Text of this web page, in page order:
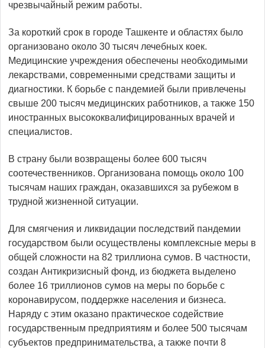
чрезвычайный режим работы.
За короткий срок в городе Ташкенте и областях было
организовано около 30 тысяч лечебных коек.
Медицинские учреждения обеспечены необходимыми
лекарствами, современными средствами защиты и
диагностики. К борьбе с пандемией были привлечены
свыше 200 тысяч медицинских работников, а также 150
иностранных высококвалифицированных врачей и
специалистов.
В страну были возвращены более 600 тысяч
соотечественников. Организована помощь около 100
тысячам наших граждан, оказавшихся за рубежом в
трудной жизненной ситуации.
Для смягчения и ликвидации последствий пандемии
государством были осуществлены комплексные меры в
общей сложности на 82 триллиона сумов. В частности,
создан Антикризисный фонд, из бюджета выделено
более 16 триллионов сумов на меры по борьбе с
коронавирусом, поддержке населения и бизнеса.
Наряду с этим оказано практическое содействие
государственным предприятиям и более 500 тысячам
субъектов предпринимательства, а также почти 8